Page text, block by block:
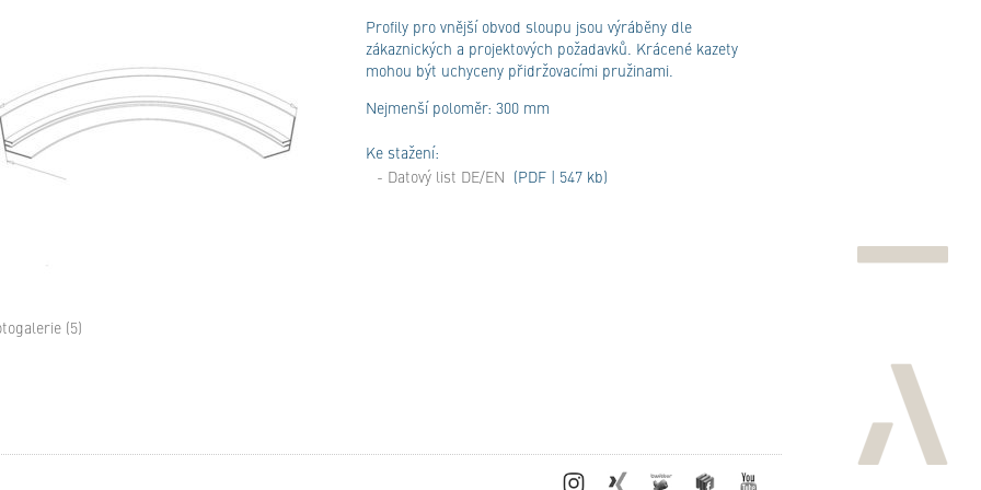
Profily pro vnější obvod sloupu jsou výráběny dle
zákaznických a projektových požadavků. Krácené kazety
mohou být uchyceny přidržovacími pružinami.
Nejmenší poloměr: 300 mm
Ke stažení:
- Datový list DE/EN (PDF | 547 kb)
(5)